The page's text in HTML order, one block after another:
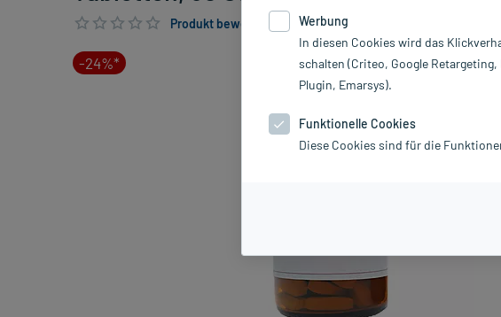
Produkt bewerten & PlusHerzen sichern
-24%*
Werbung
In diesen Cookies wird das
schalten (Criteo, Google
Plugin, Emarsys).
Funktionelle Cookies
Diese Cookies sind für die